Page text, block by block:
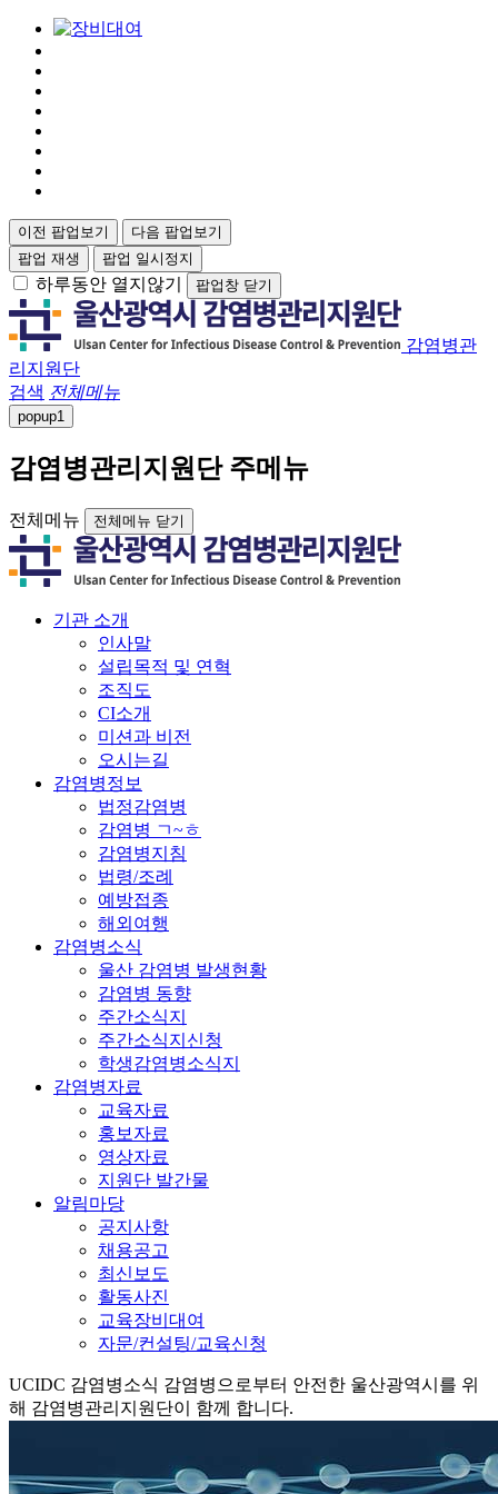
이전 팝업보기
다음 팝업보기
팝업 재생
팝업 일시정지
하루동안 열지않기 팝업창 닫기
감염병관
리지원단
검색 전체메뉴
popup1
감염병관리지원단 주메뉴
전체메뉴 전체메뉴 닫기
기관 소개
인사말
설립목적 및 연혁
조직도
CI소개
미션과 비전
오시는길
감염병정보
법정감염병
감염병 ㄱ~ㅎ
감염병지침
법령/조례
예방접종
해외여행
감염병소식
울산 감염병 발생현황
감염병 동향
주간소식지
주간소식지신청
학생감염병소식지
감염병자료
교육자료
홍보자료
영상자료
지원단 발간물
알림마당
공지사항
채용공고
최신보도
활동사진
교육장비대여
자문/컨설팅/교육신청
UCIDC 감염병소식 감염병으로부터 안전한 울산광역시를 위
해 감염병관리지원단이 함께 합니다.